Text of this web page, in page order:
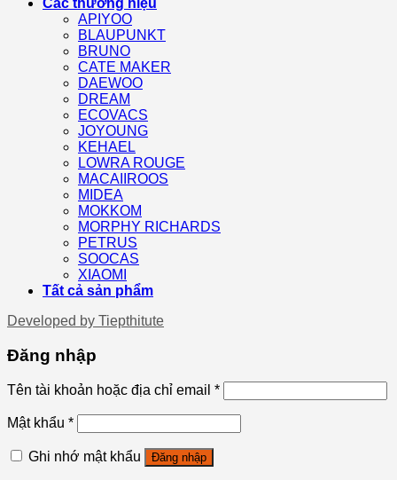
APIYOO
BLAUPUNKT
BRUNO
CATE MAKER
DAEWOO
DREAM
ECOVACS
JOYOUNG
KEHAEL
LOWRA ROUGE
MACAIIROOS
MIDEA
MOKKOM
MORPHY RICHARDS
PETRUS
SOOCAS
XIAOMI
Tất cả sản phẩm
Developed by Tiepthitute
Đăng nhập
Tên tài khoản hoặc địa chỉ email *
Mật khẩu *
Ghi nhớ mật khẩu Đăng nhập